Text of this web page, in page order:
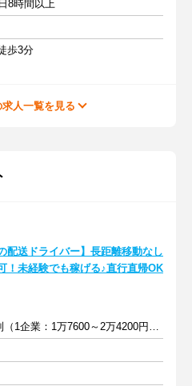
8時間以上
歩3分
人一覧を見る
配送ドライバー】長距離移動なし
！未経験でも稼げる♪直行直帰OK
完全出来高制（1企業：1万7600～2万4200円※1日あたり）